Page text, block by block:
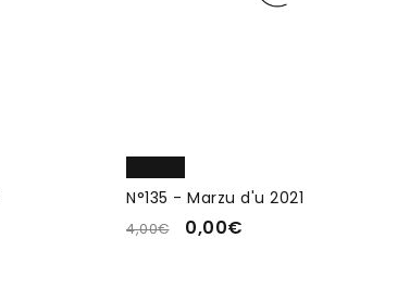
N°135 - Marzu d'u 2021
4,00€ 0,00€